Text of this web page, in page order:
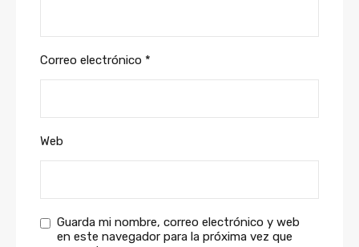
Correo electrónico *
Web
Guarda mi nombre, correo electrónico y web
en este navegador para la próxima vez que